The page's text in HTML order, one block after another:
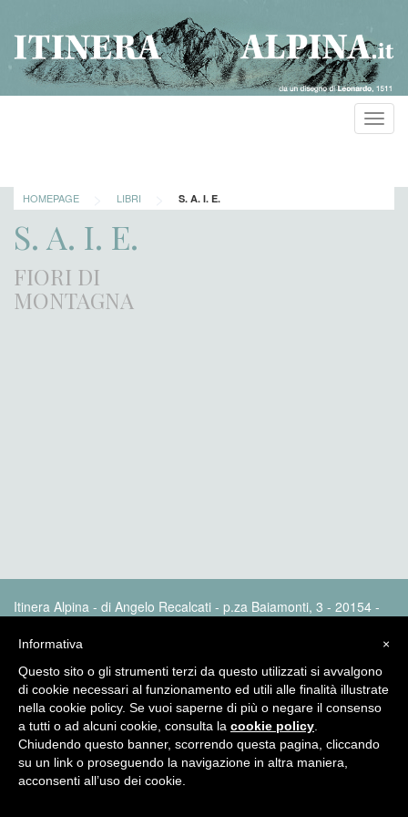
HOMEPAGE LIBRI S. A. I. E.
S. A. I. E.
FIORI DI
MONTAGNA
Itinera Alpina - di Angelo Recalcati - p.za Baiamonti, 3 - 20154 -
policy
×
Informativa
Questo sito o gli strumenti terzi da questo utilizzati si avvalgono
di cookie necessari al funzionamento ed utili alle finalità illustrate
nella cookie policy. Se vuoi saperne di più o negare il consenso
a tutti o ad alcuni cookie, consulta la cookie policy
Chiudendo questo banner, scorrendo questa pagina, cliccando
su un link o proseguendo la navigazione in altra maniera,
acconsenti all’uso dei cookie.